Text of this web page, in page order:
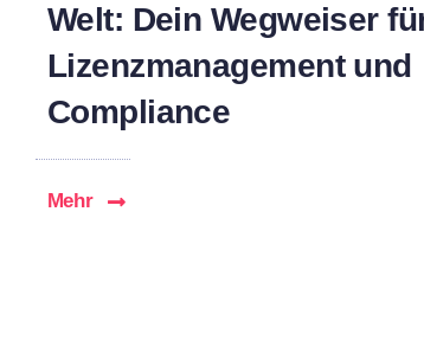
Welt: Dein Wegweiser
Lizenzmanagement und
Compliance
Mehr